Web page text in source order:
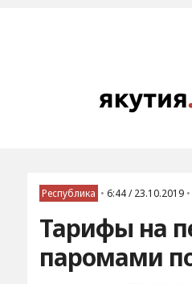
Республика • 6:44 / 23.10.2019 •
Тарифы на
паромами